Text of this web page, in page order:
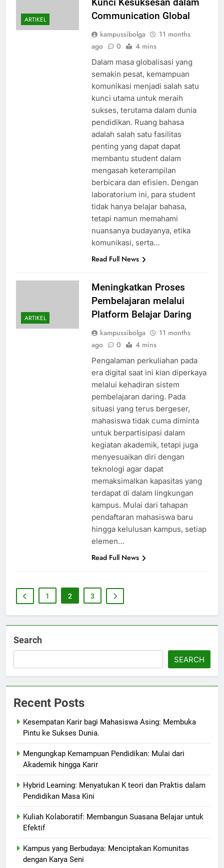
ARTIKEL
Kunci Kesuksesan dalam
Communication Global
kampussibolga
11 months
ago
0 4 mins
Dalam masa globalisasi yang
semakin pesat, kemampuan
komunikasi menjadi salah satu
kunci utama untuk meraih
sukses, terutama dalam dunia
pendidikan. Ruang bahasa
adalah salah satu fasilitas
penting yang dapat dapat
membantu student dalam
mengasah keterampilan
berbicara dan efisien. Dengan
laboratorium ini, para student
tidak hanya belajar bahasa,
tetapi namun memahami
nuansanya budayanya, etika
komunikasi, serta…
Read Full News
ARTIKEL
Meningkatkan Proses
Pembelajaran melalui
Platform Belajar Daring
kampussibolga
11 months
ago
0 4 mins
Pengalaman perkuliahan pada
era digital saat ini kian diperkaya
melalui kehadiran sistem
pembelajaran daring. Pada
situasi yang terus bergeser,
mahasiswa tidak cuma diminta
untuk berpartisipasi dalam
kegiatan akademik, tetapi juga
menyesuaikan diri dengan
teknologi agar dapat
memaksimalkan kapasitas yang
terdapat di dalam lingkungan
kampus. Mulai dari tahapan
pendaftaran mahasiswa baru
hingga kelulusan kampus, setiap
elemen…
Read Full News
1 2 3
Search
SEARCH
Recent Posts
Kesempatan Karir bagi Mahasiswa Asing: Membuka
Pintu ke Sukses Dunia.
Mengungkap Kemampuan Pendidikan: Mulai dari
Akademik hingga Karir
Hybrid Learning: Menyatukan K teori dan Praktis dalam
Pendidikan Masa Kini
Kuliah Kolaboratif: Membangun Suasana Belajar untuk
Efektif
Kampus yang Berbudaya: Menciptakan Komunitas
dengan Karya Seni